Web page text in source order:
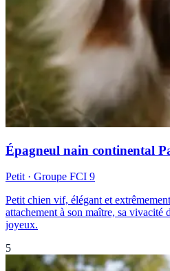
Épagneul nain continental
Petit· Groupe FCI 9
Petit chien vif, élégant et
attachement à son maître, sa vivacité
joyeux.
5